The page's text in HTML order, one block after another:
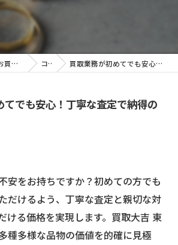
埼玉県東松山市のお買取なら買取大吉 東松山本町店 コラム 買取業務が初めてでも安心！丁寧な査定で納得の価格を実現
てでも安心！丁寧な査定で納得の
安をお持ちですか？初めての方でも
だけるよう、丁寧な査定と親切な対
ける価格を実現します。買取大吉 東
種多様な品物の価値を的確に見極